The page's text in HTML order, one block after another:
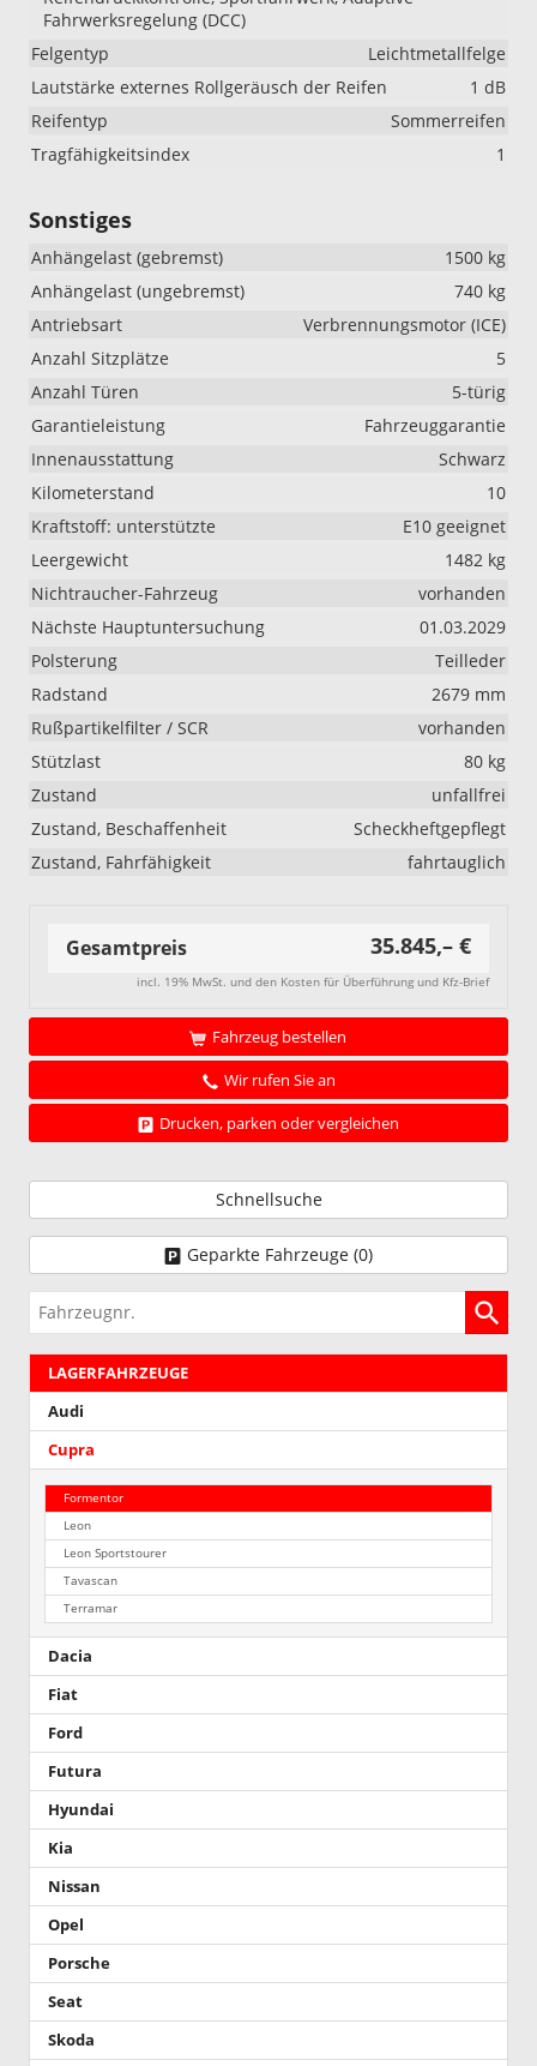
Fahrwerksregelung (DCC)
Felgentyp
Leichtmetallfelge
Lautstärke externes Rollgeräusch der Reifen
1 dB
Reifentyp
Sommerreifen
Tragfähigkeitsindex
1
Sonstiges
Anhängelast (gebremst)
1500 kg
Anhängelast (ungebremst)
740 kg
Antriebsart
Verbrennungsmotor (ICE)
Anzahl Sitzplätze
5
Anzahl Türen
5-türig
Garantieleistung
Fahrzeuggarantie
Innenausstattung
Schwarz
Kilometerstand
10
Kraftstoff: unterstützte
E10 geeignet
Leergewicht
1482 kg
Nichtraucher-Fahrzeug
vorhanden
Nächste Hauptuntersuchung
01.03.2029
Polsterung
Teilleder
Radstand
2679 mm
Rußpartikelfilter / SCR
vorhanden
Stützlast
80 kg
Zustand
unfallfrei
Zustand, Beschaffenheit
Scheckheftgepflegt
Zustand, Fahrfähigkeit
fahrtauglich
Gesamtpreis 35.845,– €
incl. 19% MwSt. und den Kosten für Überführung und Kfz-Brief
Fahrzeug bestellen
Wir rufen Sie an
Drucken, parken oder vergleichen
Schnellsuche
Geparkte Fahrzeuge (0)
Fahrzeugnr.
LAGERFAHRZEUGE
Audi
Cupra
Formentor
Leon
Leon Sportstourer
Tavascan
Terramar
Dacia
Fiat
Ford
Futura
Hyundai
Kia
Nissan
Opel
Porsche
Seat
Skoda